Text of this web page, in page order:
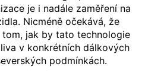
je i nadále zaměření na
Nicméně očekává, že
jak by tato technologie
v konkrétních dálkových
podmínkách.